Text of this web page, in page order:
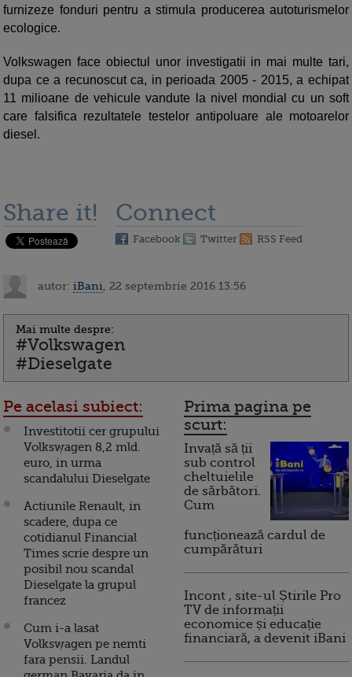
furnizeze fonduri pentru a stimula producerea autoturismelor
ecologice.
Volkswagen face obiectul unor investigatii in mai multe tari,
dupa ce a recunoscut ca, in perioada 2005 - 2015, a echipat
11 milioane de vehicule vandute la nivel mondial cu un soft
care falsifica rezultatele testelor antipoluare ale motoarelor
diesel.
Share it! Connect
Facebook Twitter RSS Feed
autor: iBani , 22 septembrie 2016 13:56
Mai multe despre:
#Volkswagen
#Dieselgate
Pe acelasi subiect:
Investitotii cer grupului
Volkswagen 8,2 mld.
euro, in urma
scandalului Dieselgate
Actiunile Renault, in
scadere, dupa ce
cotidianul Financial
Times scrie despre un
posibil nou scandal
Dieselgate la grupul
francez
Cum i-a lasat
Volkswagen pe nemti
fara pensii. Landul
Prima pagina pe
scurt:
Invață să ții
sub control
cheltuielile
de sărbători.
Cum
funcționează cardul de
cumpărături
Incont , site-ul Știrile Pro
TV de informații
economice și educație
financiară, a devenit iBani